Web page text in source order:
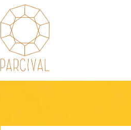
Skip
to
navigation
Skip
to
content
ORGANISATIE